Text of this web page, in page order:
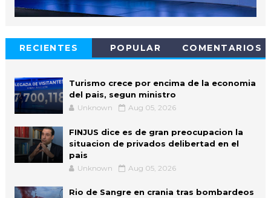
RECIENTES POPULAR COMENTARIOS
Turismo crece por encima de la economia
del pais, segun ministro
Unknown Aug 05, 2026
FINJUS dice es de gran preocupacion la
situacion de privados delibertad en el
pais
Unknown Aug 05, 2026
Rio de Sangre en crania tras bombardeos